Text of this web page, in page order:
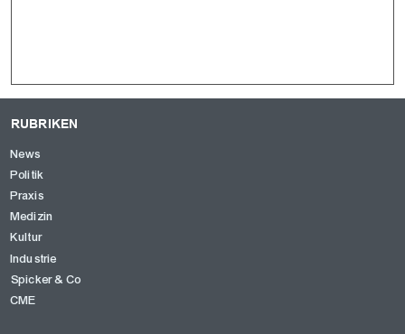
RUBRIKEN
News
Politik
Praxis
Medizin
Kultur
Industrie
Spicker & Co
CME